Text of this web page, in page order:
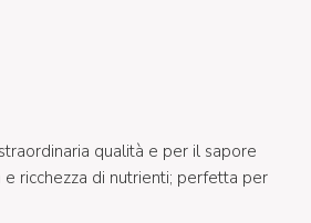
qualità e per il sapore
ricchezza di nutrienti; perfetta per